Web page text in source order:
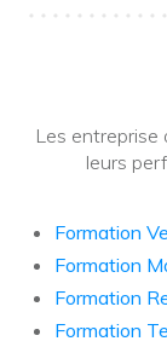
Les entreprise
leurs
Formation
Formation
Formation
Formation